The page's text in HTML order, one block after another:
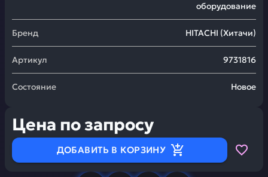
оборудование
Бренд HITACHI (Хитачи)
Артикул 9731816
Состояние Новое
Цена по запросу
ДОБАВИТЬ В КОРЗИНУ